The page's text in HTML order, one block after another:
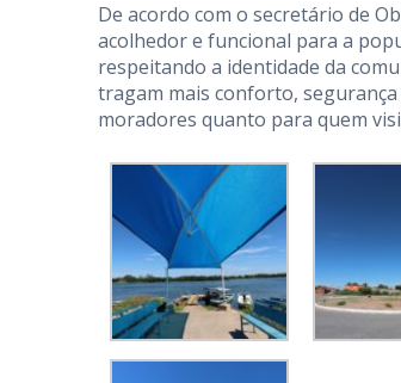
De acordo com o secretário de
acolhedor e funcional para a
respeitando a identidade da
tragam mais conforto,
moradores quanto para quem